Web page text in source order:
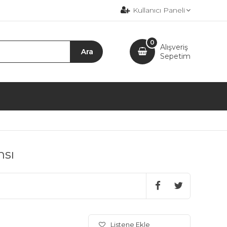
Kullanıcı Paneli
Alışveriş
Sepetim
0
Listene Ekle